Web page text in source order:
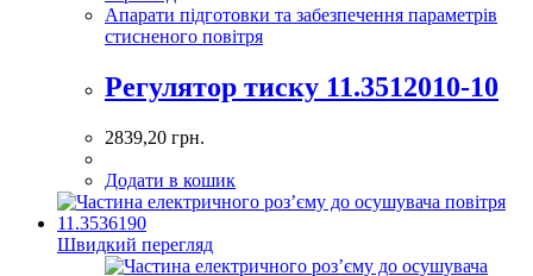
Апарати підготовки та забезпечення параметрів
стисненого повітря
Регулятор тиску 11.3512010-10
2839,20 грн.
Додати в кошик
Швидкий перегляд